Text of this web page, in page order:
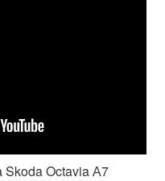
Skoda Octavia А7